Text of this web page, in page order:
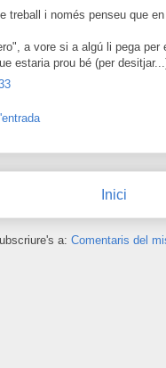
treball i només penseu que en
a vore si a algú li pega per
estaria prou bé (per
Inici
a: Comentaris del